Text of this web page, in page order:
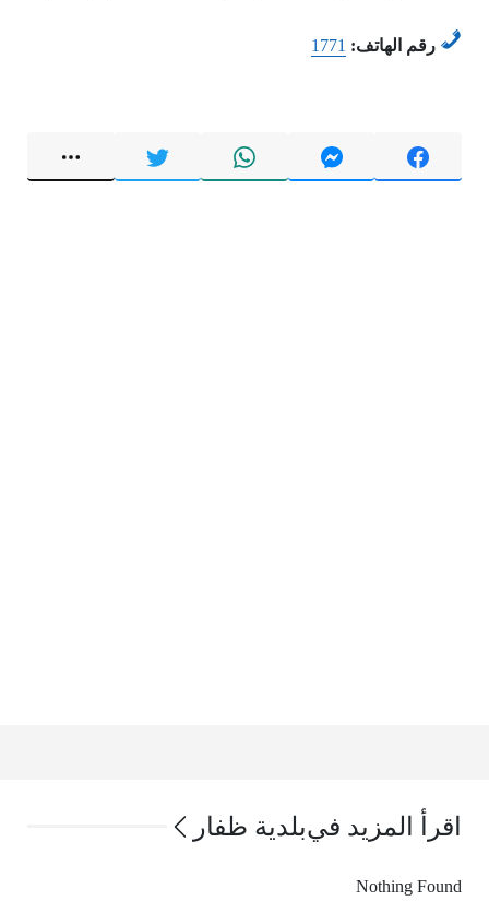
رقم الهاتف: 1771
اقرأ المزيد فيبلدية ظفار
Nothing Found